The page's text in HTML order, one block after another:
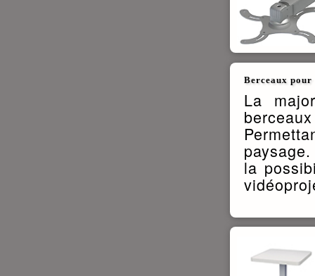
Berceaux
La
berceaux
la